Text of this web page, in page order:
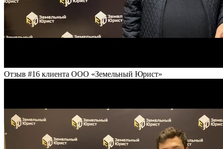
Отзыв #16 клиента ООО «Земельный Юрист»